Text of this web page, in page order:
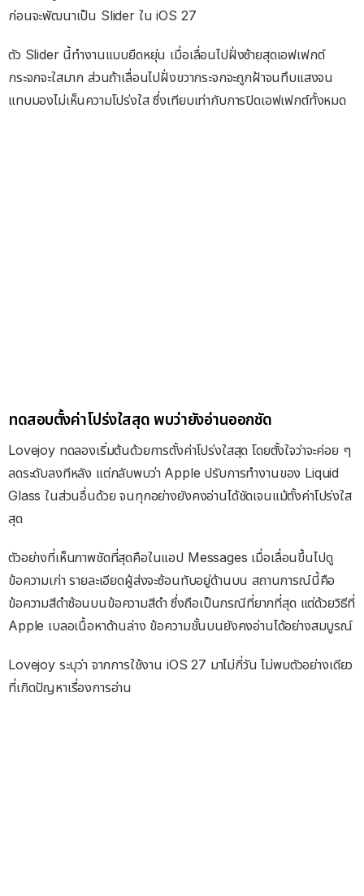
ก่อนจะพัฒนาเป็น Slider ใน iOS 27
ตัว Slider นี้ทำงานแบบยืดหยุ่น เมื่อเลื่อนไปฝั่งซ้ายสุดเอฟเฟกต์
กระจกจะใสมาก ส่วนถ้าเลื่อนไปฝั่งขวากระจกจะถูกฝ้าจนทึบแสงจน
แทบมองไม่เห็นความโปร่งใส ซึ่งเทียบเท่ากับการปิดเอฟเฟกต์ทั้งหมด
ทดสอบตั้งค่าโปร่งใสสุด พบว่ายังอ่านออกชัด
Lovejoy ทดลองเริ่มต้นด้วยการตั้งค่าโปร่งใสสุด โดยตั้งใจว่าจะค่อย ๆ
ลดระดับลงทีหลัง แต่กลับพบว่า Apple ปรับการทำงานของ Liquid
Glass ในส่วนอื่นด้วย จนทุกอย่างยังคงอ่านได้ชัดเจนแม้ตั้งค่าโปร่งใส
สุด
ตัวอย่างที่เห็นภาพชัดที่สุดคือในแอป Messages เมื่อเลื่อนขึ้นไปดู
ข้อความเก่า รายละเอียดผู้ส่งจะซ้อนทับอยู่ด้านบน สถานการณ์นี้คือ
ข้อความสีดำซ้อนบนข้อความสีดำ ซึ่งถือเป็นกรณีที่ยากที่สุด แต่ด้วยวิธีที่
Apple เบลอเนื้อหาด้านล่าง ข้อความชั้นบนยังคงอ่านได้อย่างสมบูรณ์
Lovejoy ระบุว่า จากการใช้งาน iOS 27 มาไม่กี่วัน ไม่พบตัวอย่างเดียว
ที่เกิดปัญหาเรื่องการอ่าน